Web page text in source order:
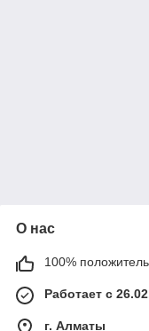
О нас
100%
Работает с
г. Алматы